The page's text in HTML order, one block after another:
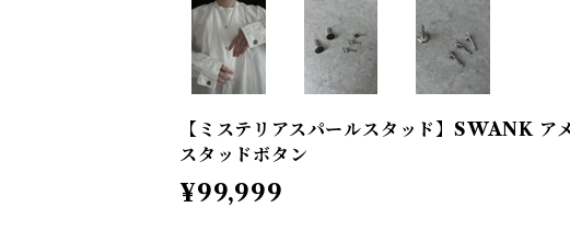
【ミステリアスパールスタッド】SWANK ア
スタッドボタン
¥99,999